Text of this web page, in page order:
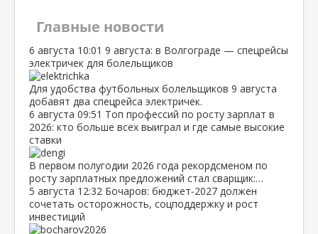
Главные новости
6 августа 10:01 9 августа: в Волгограде — спецрейсы
электричек для болельщиков
Для удобства футбольных болельщиков 9 августа
добавят два спецрейса электричек.
6 августа 09:51 Топ профессий по росту зарплат в
2026: кто больше всех выиграл и где самые высокие
ставки
В первом полугодии 2026 года рекордсменом по
росту зарплатных предложений стал сварщик:…
5 августа 12:32 Бочаров: бюджет‑2027 должен
сочетать осторожность, соцподдержку и рост
инвестиций